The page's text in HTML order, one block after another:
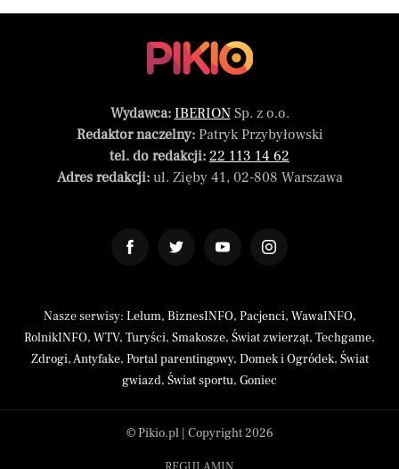
Wydawca: IBERIONSp. z o.o.
Redaktor naczelny:Patryk Przybyłowski
tel. do redakcji: 22 113 14 62
Adres redakcji:ul. Zięby 41, 02-808 Warszawa
Nasze serwisy: Lelum, BiznesINFO, Pacjenci, WawaINFO,
RolnikINFO, WTV, Turyści, Smakosze, Świat zwierząt, Techgame,
Zdrogi,Antyfake, Portal parentingowy, Domek i Ogródek, Świat
gwiazd, Świat sportu, Goniec
© Pikio.pl | Copyright 2026